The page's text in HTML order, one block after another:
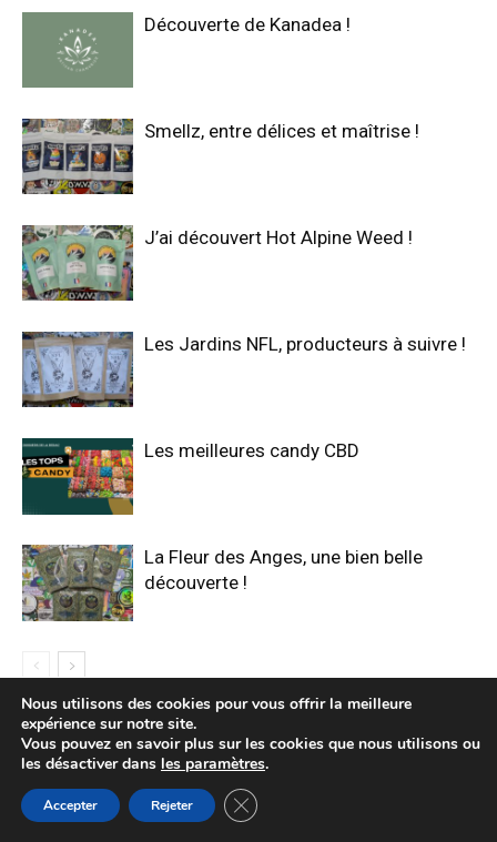
Découverte de Kanadea !
Smellz, entre délices et maîtrise !
J’ai découvert Hot Alpine Weed !
Les Jardins NFL, producteurs à suivre !
Les meilleures candy CBD
La Fleur des Anges, une bien belle
découverte !
LAISSER UN COMMENTAIRE
Nous utilisons des cookies pour vous offrir la meilleure
expérience sur notre site.
Vous pouvez en savoir plus sur les cookies que nous utilisons ou
les désactiver dans les paramètres.
Accepter Rejeter Fermer la bannière des cookies